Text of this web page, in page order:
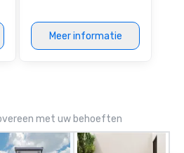
Meer informatie
met uw behoeften